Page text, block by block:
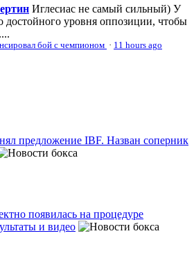
Иглесиас не самый сильный) У
достойного уровня оппозиции, чтобы
бой с чемпионом · 11 hours ago
предложение IBF. Назван соперник
появилась на процедуре
и видео